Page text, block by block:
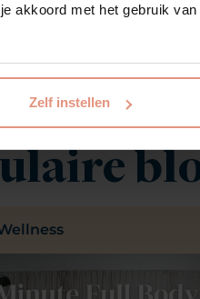
je akkoord met het gebruik
Zelf instellen